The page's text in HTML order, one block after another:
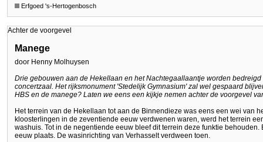
Erfgoed 's-Hertogenbosch
Achter de voorgevel
Manege
door Henny Molhuysen
Drie gebouwen aan de Hekellaan en het Nachtegaallaantje worden
concertzaal. Het rijksmonument 'Stedelijk Gymnasium' zal wel gespaard
HBS en de manege? Laten we eens een kijkje nemen achter de voorgevel
Het terrein van de Hekellaan tot aan de Binnendieze was eens een wei van
kloosterlingen in de zeventiende eeuw verdwenen waren, werd het terrein
washuis. Tot in de negentiende eeuw bleef dit terrein deze funktie
eeuw plaats. De wasinrichting van Verhasselt verdween toen.